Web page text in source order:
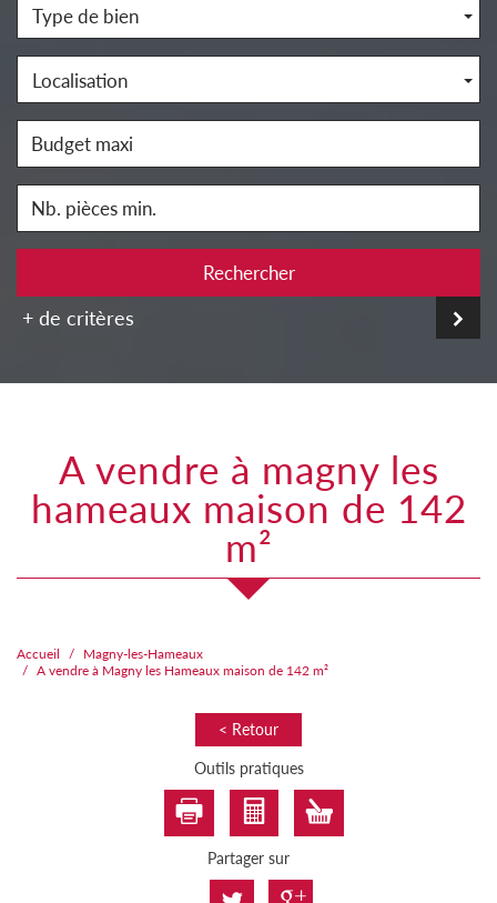
Type de bien
Localisation
Rechercher
+ de critères
a vendre à magny les
hameaux maison de 142
m²
Accueil
Magny-les-Hameaux
A vendre à Magny les Hameaux maison de 142 m²
< Retour
Outils pratiques
Partager sur